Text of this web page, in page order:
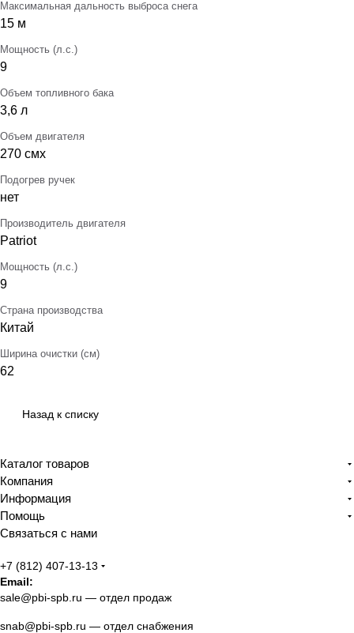
Максимальная дальность выброса снега
15 м
Мощность (л.с.)
9
Объем топливного бака
3,6 л
Объем двигателя
270 смх
Подогрев ручек
нет
Производитель двигателя
Patriot
Мощность (л.с.)
9
Страна производства
Китай
Ширина очистки (см)
62
Назад к списку
Каталог товаров
Компания
Информация
Помощь
Связаться с нами
+7 (812) 407-13-13
Email:
sale@pbi-spb.ru — отдел продаж
snab@pbi-spb.ru — отдел снабжения